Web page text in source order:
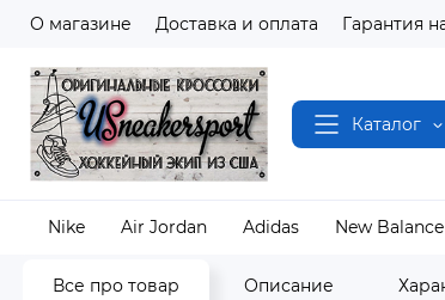
О магазине Доставка и оплата Гарантия
Каталог
Nike Air Jordan Adidas New Balance
Все про товар Описание
Наш магазин Одежда и Аксессуары